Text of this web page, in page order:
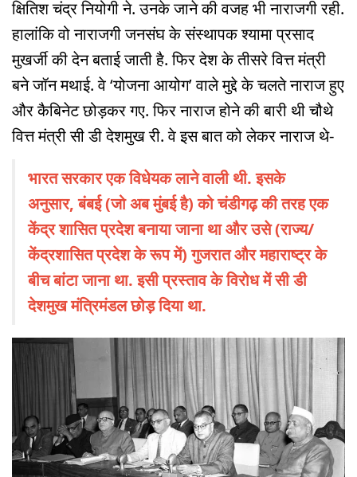
क्षितिश चंद्र नियोगी ने. उनके जाने की वजह भी नाराजगी रही.
हालांकि वो नाराजगी जनसंघ के संस्थापक श्यामा प्रसाद
मुखर्जी की देन बताई जाती है. फिर देश के तीसरे वित्त मंत्री
बने जॉन मथाई. वे ‘योजना आयोग’ वाले मुद्दे के चलते नाराज हुए
और कैबिनेट छोड़कर गए. फिर नाराज होने की बारी थी चौथे
वित्त मंत्री सी डी देशमुख री. वे इस बात को लेकर नाराज थे-
भारत सरकार एक विधेयक लाने वाली थी. इसके
अनुसार, बंबई (जो अब मुंबई है) को चंडीगढ़ की तरह एक
केंद्र शासित प्रदेश बनाया जाना था और उसे (राज्य/
केंद्रशासित प्रदेश के रूप में) गुजरात और महाराष्ट्र के
बीच बांटा जाना था. इसी प्रस्ताव के विरोध में सी डी
देशमुख मंत्रिमंडल छोड़ दिया था.